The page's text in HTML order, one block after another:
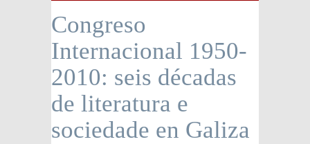
Congreso
Internacional 1950-
2010: seis décadas
de literatura e
sociedade en Galiza